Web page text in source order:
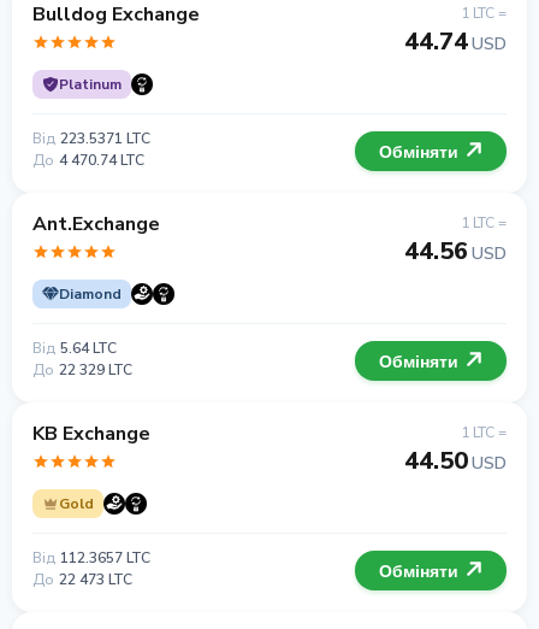
Bulldog Exchange
Platinum
1 LTC =
44.74USD
Від 223.5371 LTC
До 4 470.74 LTC Обміняти
Ant.Exchange
Diamond
1 LTC =
44.56 USD
Від 5.64 LTC
До 22 329 LTC Обміняти
KB Exchange
Gold
1 LTC =
44.50USD
Від 112.3657 LTC
До 22 473 LTC Обміняти